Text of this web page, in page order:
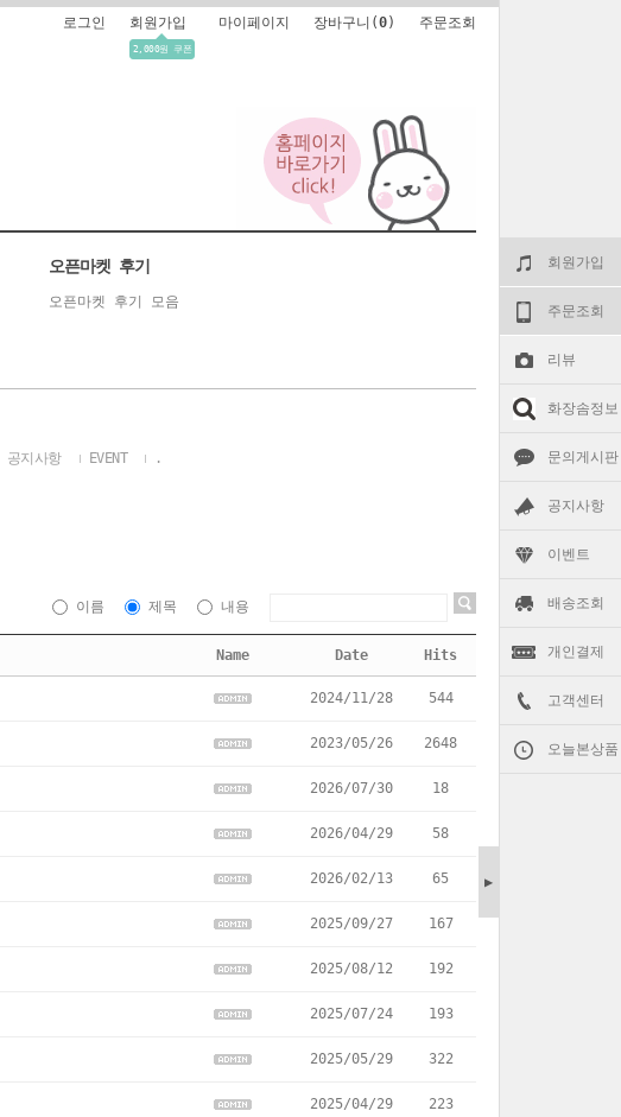
▶
회원가입
주문조회
리뷰
화장솜정보
문의게시판
공지사항
이벤트
배송조회
개인결제
고객센터
오늘본상품
로그인 회원가입
2,000원 쿠폰
마이페이지 장바구니(0) 주문조회
오픈마켓 후기
오픈마켓 후기 모음
공지사항 EVENT .
이름 제목 내용
Name Date Hits
2024/11/28 544
2023/05/26 2648
2026/07/30 18
2026/04/29 58
2026/02/13 65
2025/09/27 167
2025/08/12 192
2025/07/24 193
2025/05/29 322
2025/04/29 223